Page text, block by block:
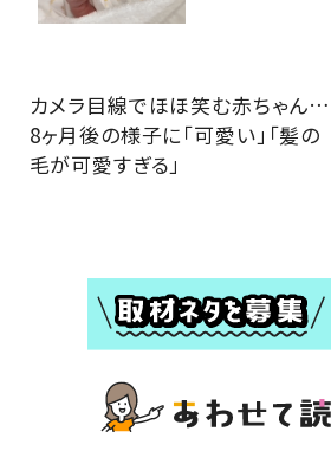
カメラ目線でほほ笑む赤ちゃん…
8ヶ月後の様子に「可愛い」「髪の
毛が可愛すぎる」